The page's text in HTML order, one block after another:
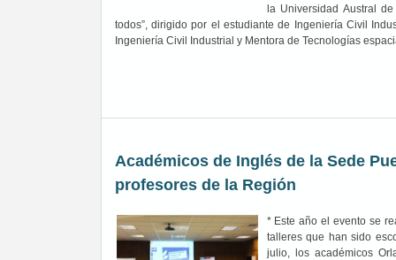
la Universidad Austral
todos”, dirigido por el estudiante de Ingeniería Civil
Ingeniería Civil Industrial y Mentora de Tecnologías
Académicos de Inglés de la Sede
profesores de la Región
* Este año el evento se
talleres que han sido
julio, los académicos